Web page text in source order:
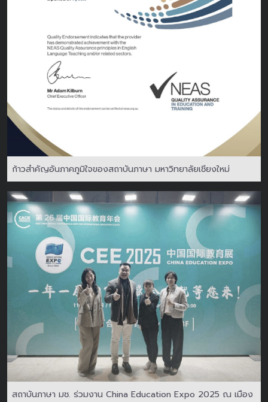
ก้าวสำคัญอันภาคภูมิใจของสถาบันภาษา มหาวิทยาลัยเชียงใหม่
สถาบันภาษา มช. ร่วมงาน China Education Expo 2025 ณ เมือง